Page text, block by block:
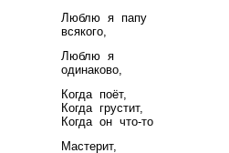
Люблю я папу
всякого,
Люблю я
одинаково,
Когда поёт,
Когда грустит,
Когда он что-то
Мастерит,